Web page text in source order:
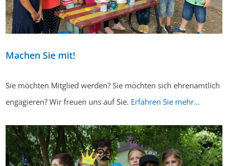
Machen Sie mit!
Sie möchten Mitglied werden? Sie möchten sich ehrenamtlich
engagieren? Wir freuen uns auf Sie. Erfahren Sie mehr…